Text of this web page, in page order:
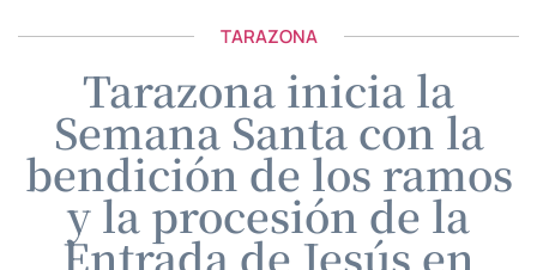
TARAZONA
Tarazona inicia la
Semana Santa con la
bendición de los ramos
y la procesión de la
Entrada de Jesús en